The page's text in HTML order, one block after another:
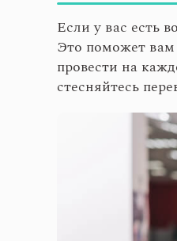
Если у вас есть
Это поможет
провести на
стесняйтесь